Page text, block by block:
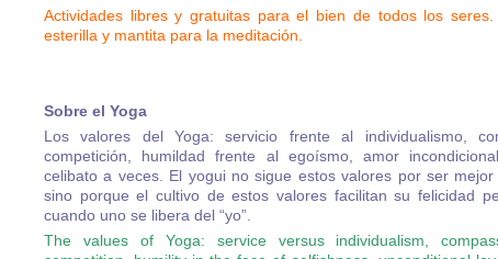
Actividades libres y gratuitas para el bien de todos los seres.
esterilla y mantita para la meditación.
Sobre el Yoga
Los valores del Yoga: servicio frente al individualismo,
competición, humildad frente al egoísmo, amor
celibato a veces. El yogui no sigue estos valores por ser mejor
sino porque el cultivo de estos valores facilitan su felicidad
cuando uno se libera del “yo”.
The values of Yoga: service versus individualism,